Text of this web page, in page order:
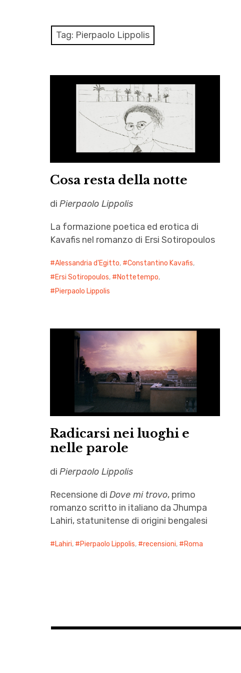
Tag: Pierpaolo Lippolis
Cosa resta della notte
di Pierpaolo Lippolis
La formazione poetica ed erotica di
Kavafis nel romanzo di Ersi Sotiropoulos
Alessandria d'Egitto, Constantino Kavafis,
Ersi Sotiropoulos, Nottetempo,
Pierpaolo Lippolis
Radicarsi nei luoghi e
nelle parole
di Pierpaolo Lippolis
Recensione di Dove mi trovo, primo
romanzo scritto in italiano da Jhumpa
Lahiri, statunitense di origini bengalesi
Lahiri, Pierpaolo Lippolis, recensioni, Roma